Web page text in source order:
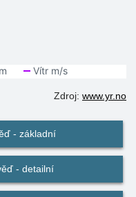
Zdroj: www.yr.no
- základní
- detailní